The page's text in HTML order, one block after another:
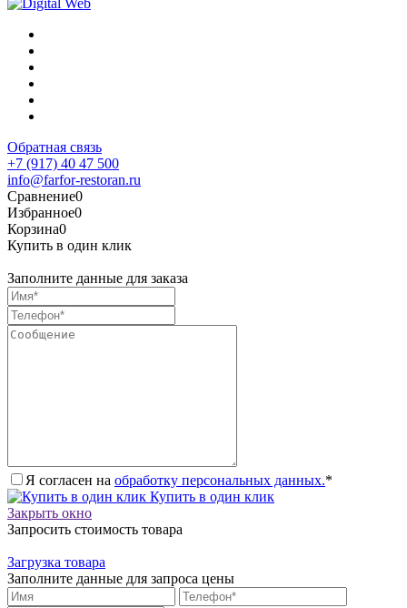
Обратная связь
+7 (917) 40 47 500
info@farfor-restoran.ru
Сравнение0
Избранное0
Корзина0
Купить в один клик
Заполните данные для заказа
Я согласен на обработку персональных данных.*
Купить в один клик
Закрыть окно
Запросить стоимость товара
Загрузка товара
Заполните данные для запроса цены